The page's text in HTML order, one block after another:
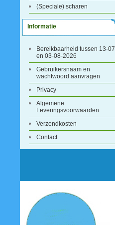
(Speciale) scharen
Informatie
Bereikbaarheid tussen 13-07
en 03-08-2026
Gebruikersnaam en
wachtwoord aanvragen
Privacy
Algemene
Leveringsvoorwaarden
Verzendkosten
Contact